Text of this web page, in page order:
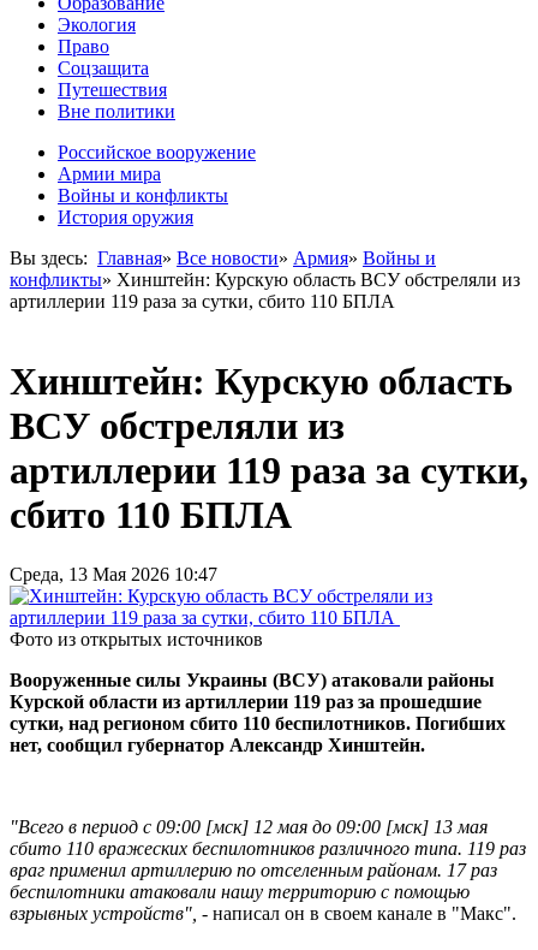
Экология
Право
Соцзащита
Путешествия
Вне политики
Российское вооружение
Армии мира
Войны и конфликты
История оружия
Вы здесь: Главная» Все новости» Армия» Войны и
конфликты» Хинштейн: Курскую область ВСУ обстреляли из
артиллерии 119 раза за сутки, сбито 110 БПЛА
Хинштейн: Курскую область
ВСУ обстреляли из
артиллерии 119 раза за сутки,
сбито 110 БПЛА
Среда, 13 Мая 2026 10:47
Фото из открытых источников
Вооруженные силы Украины (ВСУ) атаковали районы
Курской области из артиллерии 119 раз за прошедшие
сутки, над регионом сбито 110 беспилотников. Погибших
нет, сообщил губернатор Александр Хинштейн.
"Всего в период с 09:00 [мск] 12 мая до 09:00 [мск] 13 мая
сбито 110 вражеских беспилотников различного типа. 119 раз
враг применил артиллерию по отселенным районам. 17 раз
беспилотники атаковали нашу территорию с помощью
взрывных устройств", - написал он в своем канале в "Макс".